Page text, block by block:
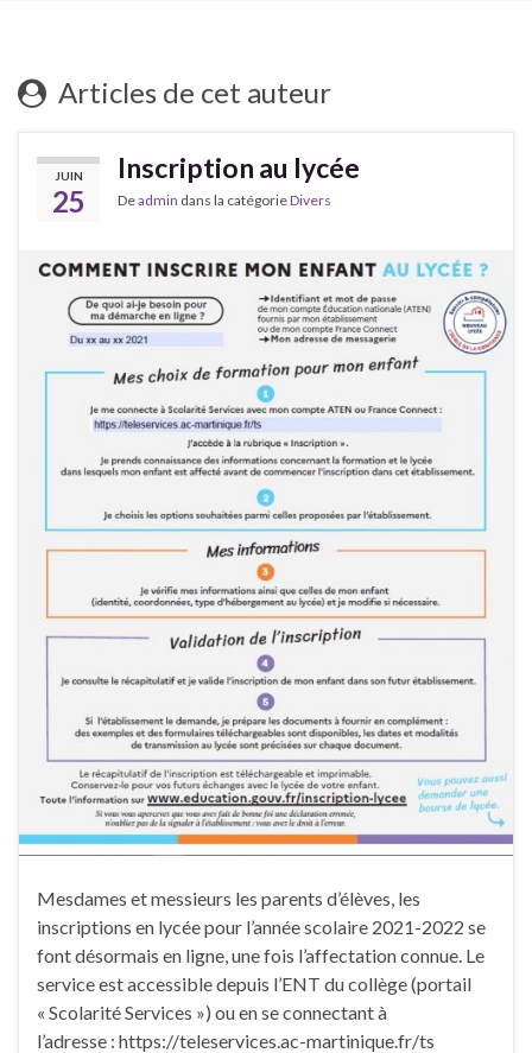
Articles de cet auteur
JUIN
25
Inscription au lycée
Deadmin dans la catégorieDivers
Mesdames et messieurs les parents d’élèves, les
inscriptions en lycée pour l’année scolaire 2021-2022 se
font désormais en ligne, une fois l’affectation connue. Le
service est accessible depuis l’ENT du collège (portail
« Scolarité Services ») ou en se connectant à
l’adresse : https://teleservices.ac-martinique.fr/ts